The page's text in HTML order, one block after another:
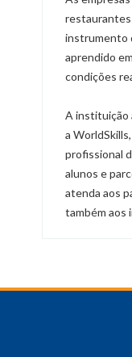
instrumento
aprendido
condições
A instituição
a
profissional
alunos e
atenda aos
também aos